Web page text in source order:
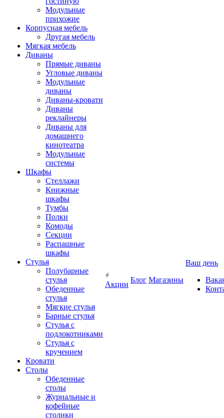
Модульные
прихожие
Корпусная мебель
Другая мебель
Мягкая мебель
Диваны
Прямые диваны
Угловые диваны
Модульные
диваны
Диваны-кровати
Диваны
реклайнеры
Диваны для
домашнего
кинотеатра
Модульные
системы
Шкафы
Стеллажи
Книжные
шкафы
Тумбы
Полки
Комоды
Секции
Распашные
шкафы
Стулья
Полубарные
стулья
Обеденные
стулья
Мягкие стулья
Барные стулья
Стулья с
подлокотниками
Стулья с
кручением
Кровати
Столы
Обеденные
столы
Журнальные и
кофейные
столики
Акции
Блог Магазины
Ваш день